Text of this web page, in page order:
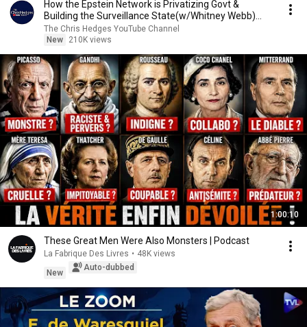
How the Epstein Network is Privatizing Govt &
Building the Surveillance State(w/Whitney Webb)
|TCHR
The Chris Hedges YouTube Channel
New
210K views
1:00:10
These Great Men Were Also Monsters | Podcast
La Fabrique Des Livres • 48K views
New
Auto-dubbed